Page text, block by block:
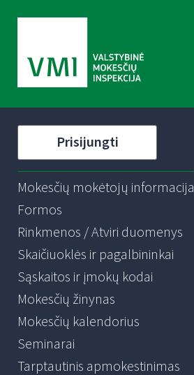
Prisijungti
Mokesčių mokėtojų informacija
Formos
Rinkmenos / Atviri duomenys
Skaičiuoklės ir pagalbininkai
Sąskaitos ir įmokų kodai
Mokesčių žinynas
Mokesčių kalendorius
Seminarai
Tarptautinis apmokestinimas